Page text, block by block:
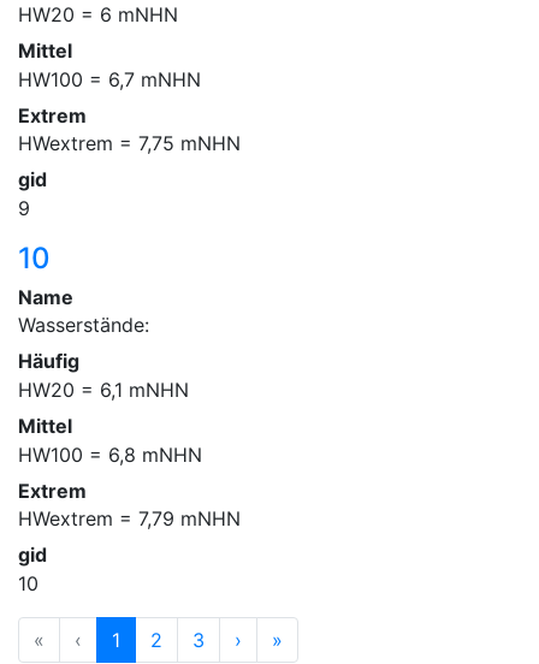
HW20 = 6 mNHN
Mittel
HW100 = 6,7 mNHN
Extrem
HWextrem = 7,75 mNHN
gid
9
10
Name
Wasserstände:
Häufig
HW20 = 6,1 mNHN
Mittel
HW100 = 6,8 mNHN
Extrem
HWextrem = 7,79 mNHN
gid
10
« ‹ 1 2 3 › »